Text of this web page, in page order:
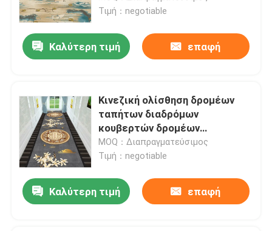
Τιμή：negotiable
Καλύτερη τιμή επαφή
Κινεζική ολίσθηση δρομέων
ταπήτων διαδρόμων
κουβερτών δρομέων
διαδρόμων ύφους μη
MOQ：Διαπραγματεύσιμος
Τιμή：negotiable
Καλύτερη τιμή επαφή